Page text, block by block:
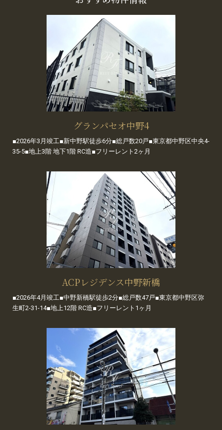
グランパセオ中野4
■2026年3月竣工■新中野駅徒歩6分■総戸数20戸■東京都中野区中央4-
35-5■地上3階 地下1階 RC造■フリーレント2ヶ月
ACPレジデンス中野新橋
■2026年4月竣工■中野新橋駅徒歩2分■総戸数47戸■東京都中野区弥
生町2-31-14■地上12階 RC造■フリーレント1ヶ月